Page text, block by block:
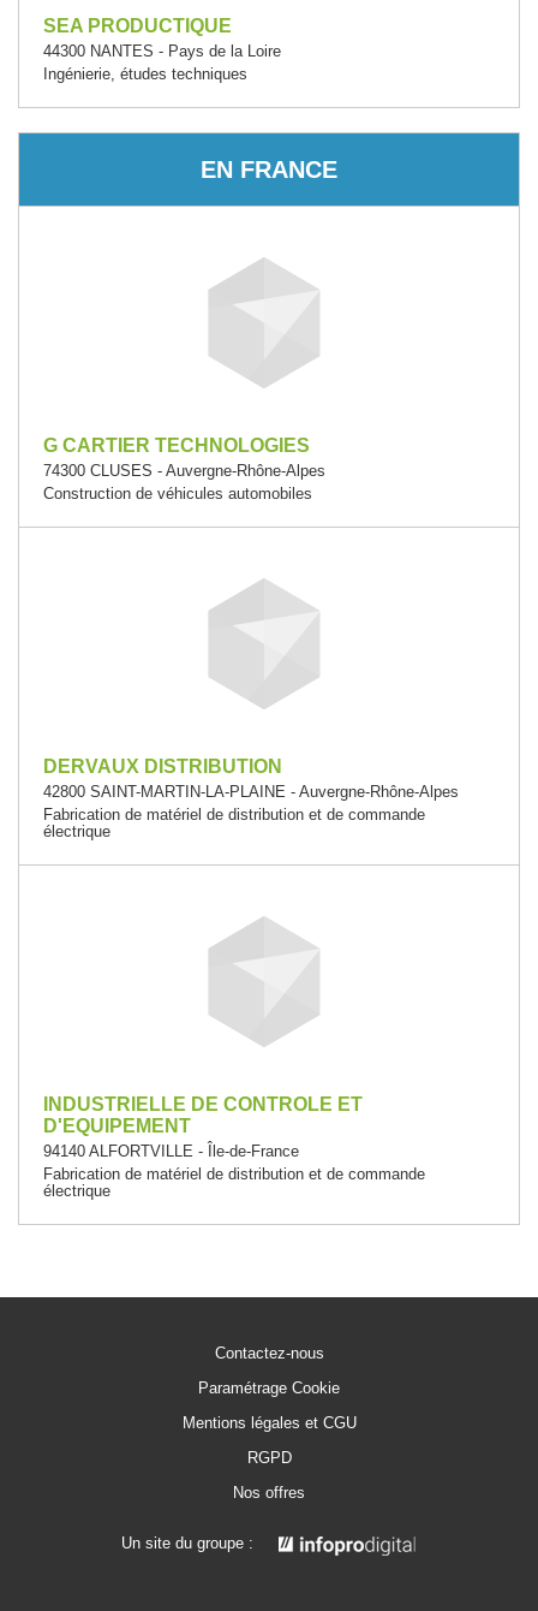
SEA PRODUCTIQUE
44300 NANTES - Pays de la Loire
Ingénierie, études techniques
EN FRANCE
G CARTIER TECHNOLOGIES
74300 CLUSES - Auvergne-Rhône-Alpes
Construction de véhicules automobiles
DERVAUX DISTRIBUTION
42800 SAINT-MARTIN-LA-PLAINE - Auvergne-Rhône-Alpes
Fabrication de matériel de distribution et de commande
électrique
INDUSTRIELLE DE CONTROLE ET
D'EQUIPEMENT
94140 ALFORTVILLE - Île-de-France
Fabrication de matériel de distribution et de commande
électrique
Contactez-nous
Paramétrage Cookie
Mentions légales et CGU
RGPD
Nos offres
Un site du groupe :